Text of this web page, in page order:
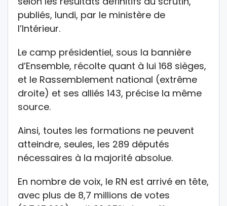
publiés, lundi, par le ministère de
l’Intérieur.
Le camp présidentiel, sous la bannière
d’Ensemble, récolte quant à lui 168 sièges,
et le Rassemblement national (extrême
droite) et ses alliés 143, précise la même
source.
Ainsi, toutes les formations ne peuvent
atteindre, seules, les 289 députés
nécessaires à la majorité absolue.
En nombre de voix, le RN est arrivé en tête,
avec plus de 8,7 millions de votes